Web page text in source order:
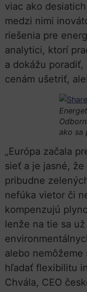
viac ako
medzi nimi
riešenia pre
analytici, ktorí
a dokážu
cenám ušetriť,
ako sa
„Európa začala
sieť a je jasné,
pribudne
nefúka vietor či
kompenzujú
lenže na tie sa
alebo
hľadať flexibilitu
Chvála, CEO